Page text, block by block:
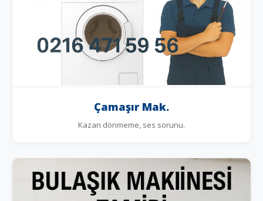
Çamaşır Mak.
Kazan dönmeme, ses sorunu.